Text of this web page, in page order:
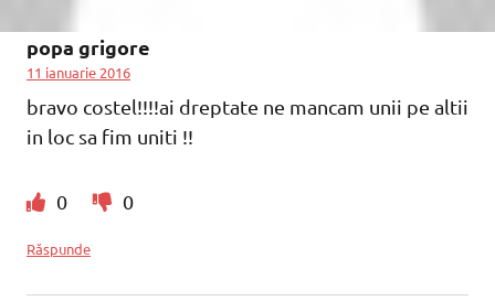
popa grigore
11 ianuarie 2016
bravo costel!!!!ai dreptate ne mancam unii pe altii
in loc sa fim uniti !!
0 0
Răspunde